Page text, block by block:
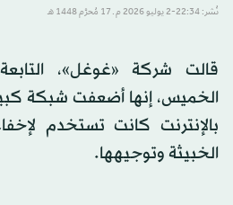
نُشر: 22:34-2 يوليو 2026 م ـ 17 مُحرَّم 1448 هـ
قالت ‌شركة «غوغل»،
الخميس، إنها أضعفت شبكة
بالإنترنت كانت ​تستخدم
الخبيثة وتوجيهها.